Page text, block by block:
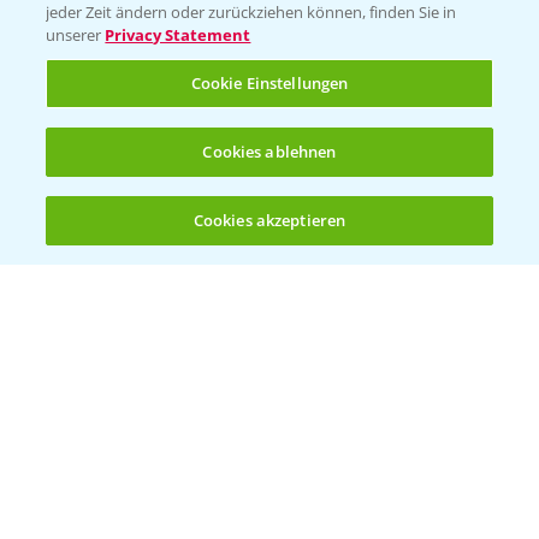
(noch 4)
Sammelstellen und Termine
Kontakt & Notfall
Beratung auf WhatsApp
+49 (0)174 346 564 1
jeder Zeit ändern oder zurückziehen können, finden Sie in
unserer Privacy Statement
Cookie Einstellungen
Cookies ablehnen
Cookies akzeptieren